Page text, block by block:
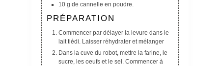
10 g de cannelle en poudre.
PRÉPARATION
Commencer par délayer la levure dans le
lait tiédi. Laisser réhydrater et mélanger
Dans la cuve du robot, mettre la farine, le
sucre, les oeufs et le sel. Commencer à